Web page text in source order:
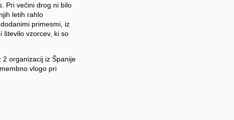
Pri večini drog ni bilo
letih rahlo
primesmi, iz
število vzorcev, ki so
organizacij iz Španije
vlogo pri